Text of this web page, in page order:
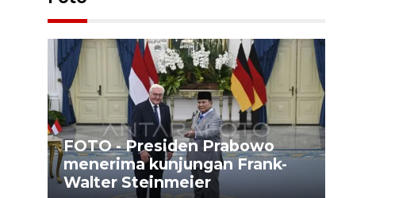
FOTO - Presiden Prabowo
menerima kunjungan Frank-
Walter Steinmeier